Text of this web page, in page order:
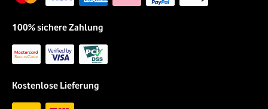
100% sichere Zahlung
Kostenlose Lieferung